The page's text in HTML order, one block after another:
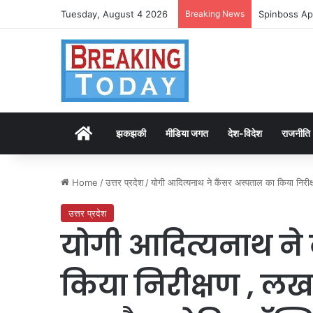
Tuesday, August 4 2026 Breaking News Spinboss
Homeझकझकी मीडिया जगत देश-विदेश राजनीति
Home /उत्तर प्रदेश /योगी आदित्यनाथ ने कैंसर अस्पताल का किया
उत्तर प्रदेश
योगी आदित्यनाथ
किया निरीक्षण ,